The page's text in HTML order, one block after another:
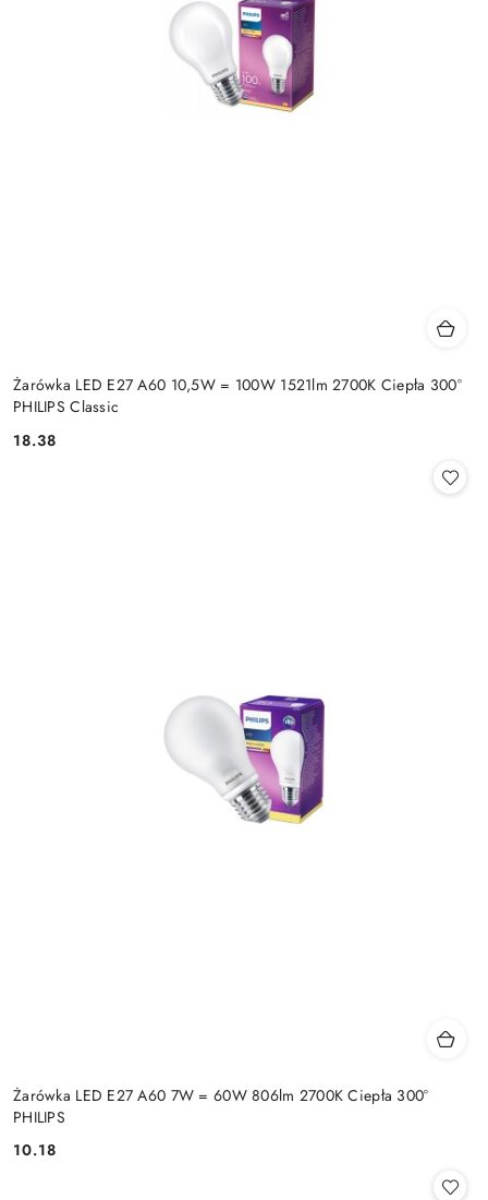
Żarówka LED E27 A60 10,5W = 100W 1521lm 2700K Ciepła 300°
PHILIPS Classic
Cena:
18.38
Żarówka LED E27 A60 7W = 60W 806lm 2700K Ciepła 300°
PHILIPS
Cena:
10.18